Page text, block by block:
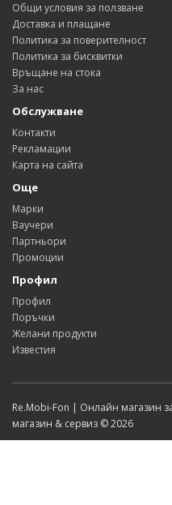
Общи условия за ползване
Доставка и плащане
Политика за поверителност
Политика за бисквитки
Връщане на стока
За нас
Обслужване
Контакти
Рекламации
Карта на сайта
Още
Марки
Ваучери
Партньори
Промоции
Профил
Профил
Поръчки
Желани продукти
Известия
Re.Mobi-Fon | Онлайн магазин
магазин & сервиз © 2026